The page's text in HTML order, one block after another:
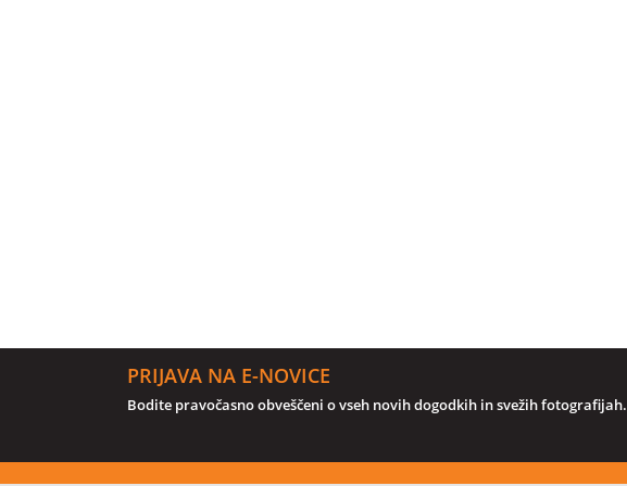
PRIJAVA NA E-NOVICE
Bodite pravočasno obveščeni o vseh novih dogodkih in svežih fotografijah.